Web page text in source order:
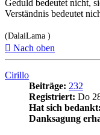
Geduld bedeutet nicht,
Verständnis bedeutet
(DalaiLama )
Nach oben
Cirillo
Beiträge: 232
Registriert: Do
Hat sich bedankt:
Danksagung